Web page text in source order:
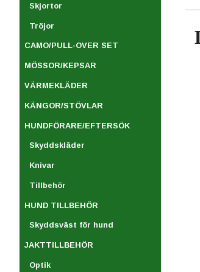
Skjortor
Tröjor
CAMO/PULL-OVER SET
MÖSSOR/KEPSAR
VÄRMEKLÄDER
KÄNGOR/STÖVLAR
HUNDFÖRARE/EFTERSÖK
Skyddskläder
Knivar
Tillbehör
HUND TILLBEHÖR
Skyddsväst för hund
JAKTTILLBEHÖR
Optik